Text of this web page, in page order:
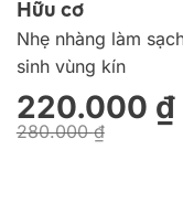
Hữu cơ
Nhẹ nhàng làm
sinh vùng kín
280.000₫
220.000 ₫